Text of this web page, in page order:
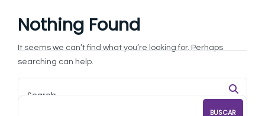
Nothing Found
It seems we can’t find what you’re looking for. Perhaps
searching can help.
BUSCAR